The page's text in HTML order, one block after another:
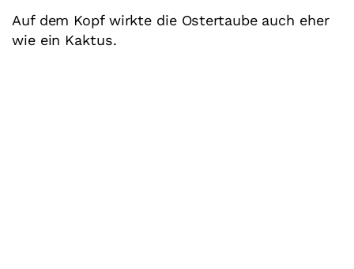
Auf dem Kopf wirkte die Ostertaube auch eher
wie ein Kaktus.